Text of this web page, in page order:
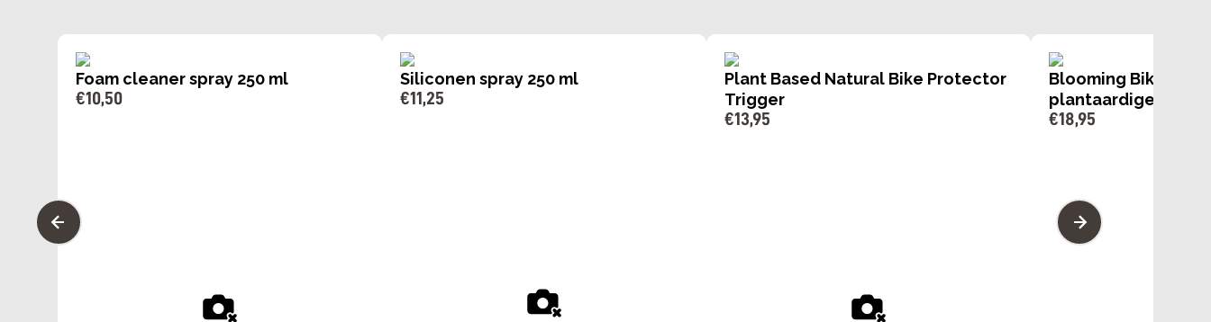
Foam cleaner spray 250 ml
€10,50
Siliconen spray 250 ml
€11 ,25
Plant Based Natural Bike Protector
Trigger
€13,95
Blooming Bike
plantaardige
€18,95